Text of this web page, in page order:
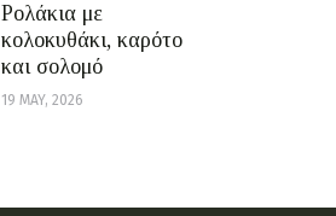
Ρολάκια με
κολοκυθάκι, καρότο
και σολομό
19 MAY, 2026